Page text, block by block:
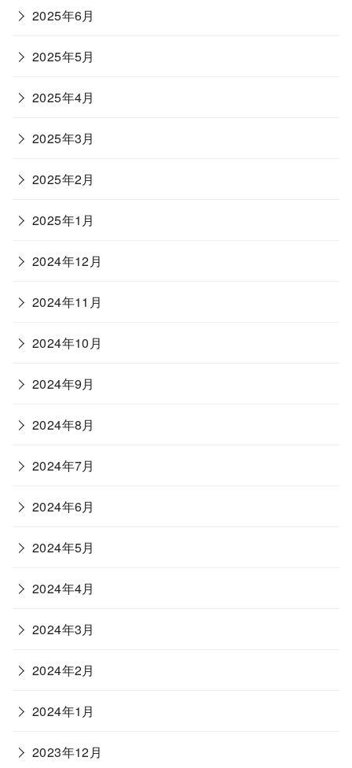
2025年6月
2025年5月
2025年4月
2025年3月
2025年2月
2025年1月
2024年12月
2024年11月
2024年10月
2024年9月
2024年8月
2024年7月
2024年6月
2024年5月
2024年4月
2024年3月
2024年2月
2024年1月
2023年12月